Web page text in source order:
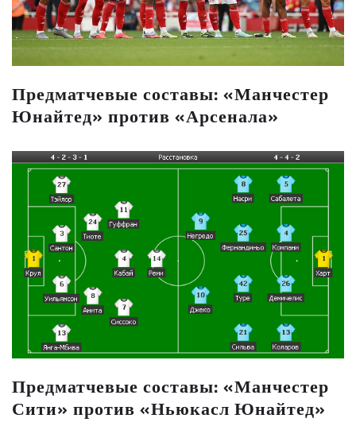
Предматчевые составы: «Манчестер
Юнайтед» против «Арсенала»
Предматчевые составы: «Манчестер
Сити» против «Ньюкасл Юнайтед»